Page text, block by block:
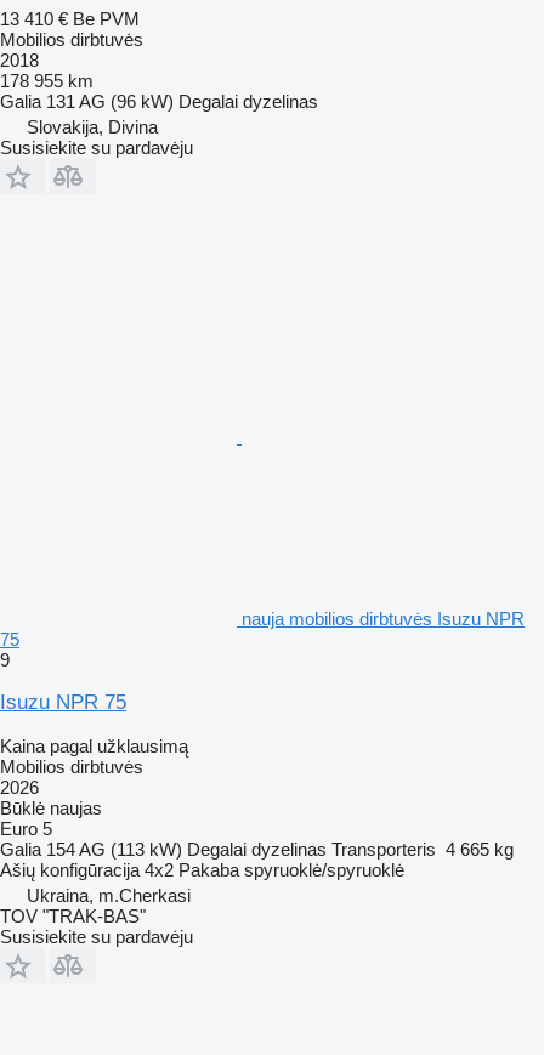
13 410 € Be PVM
Mobilios dirbtuvės
2018
178 955 km
Galia 131 AG (96 kW) Degalai dyzelinas
Slovakija, Divina
Susisiekite su pardavėju
nauja mobilios dirbtuvės Isuzu NPR
75
9
Isuzu NPR 75
Kaina pagal užklausimą
Mobilios dirbtuvės
2026
Būklė naujas
Euro 5
Galia 154 AG (113 kW) Degalai dyzelinas Transporteris 4 665 kg
Ašių konfigūracija 4x2 Pakaba spyruoklė/spyruoklė
Ukraina, m.Cherkasi
TOV "TRAK-BAS"
Susisiekite su pardavėju